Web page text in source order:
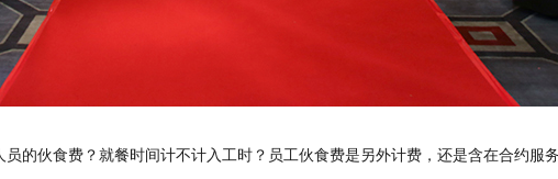
伙食费？就餐时间计不计入工时？员工伙食费是另外计费，还是含在合约服